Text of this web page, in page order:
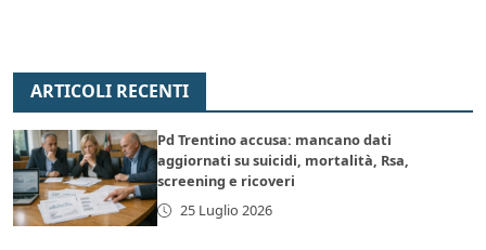
ARTICOLI RECENTI
Pd Trentino accusa: mancano dati
aggiornati su suicidi, mortalità, Rsa,
screening e ricoveri
25 Luglio 2026